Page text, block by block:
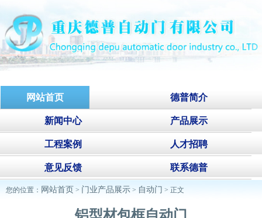
网站首页 德普简介
新闻中心 产品展示
工程案例 人才招聘
意见反馈 联系德普
您的位置： 网站首页 > 门业产品展示 > 自动门 > 正文